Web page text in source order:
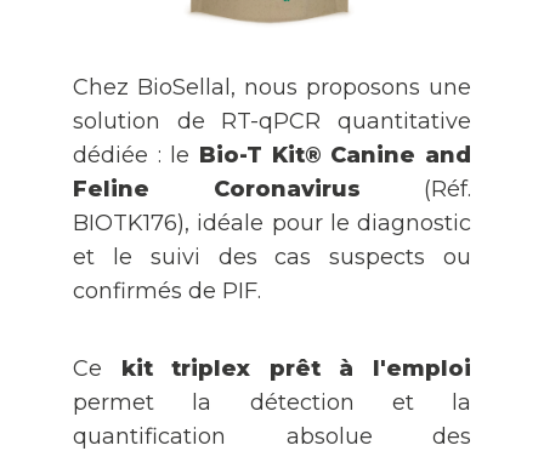
Chez BioSellal, nous proposons une
solution de RT-qPCR quantitative
dédiée : le Bio-T Kit® Canine and
Feline Coronavirus (Réf.
BIOTK176), idéale pour le diagnostic
et le suivi des cas suspects ou
confirmés de PIF.
Ce kit triplex prêt à l'emploi
permet la détection et la
quantification absolue des